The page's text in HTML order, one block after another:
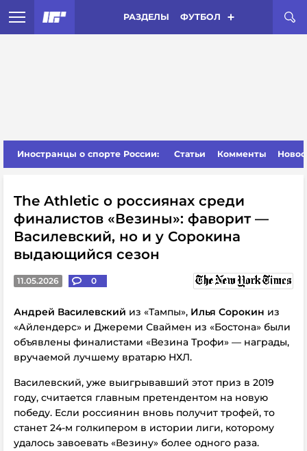
РАЗДЕЛЫ ФУТБОЛ
Иностранцы о спорте России: Статьи Комменты
The Athletic о россиянах среди
финалистов «Везины»: фаворит —
Василевский, но и у Сорокина
выдающийся сезон
11.05.2026 0
Андрей Василевский из «Тампы», Илья Сорокин из
«Айлендерс» и Джереми Сваймен из «Бостона» были
объявлены финалистами «Везина Трофи» — награды,
вручаемой лучшему вратарю НХЛ.
Василевский, уже выигрывавший этот приз в 2019
году, считается главным претендентом на новую
победу. Если россиянин вновь получит трофей, то
станет 24-м голкипером в истории лиги, которому
удалось завоевать «Везину» более одного раза.